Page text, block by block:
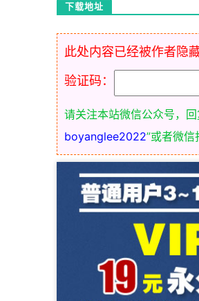
下载地址
此处内容已经被作者隐
验证码：
请关注本站微信公众号，回
boyanglee2022”或者微信